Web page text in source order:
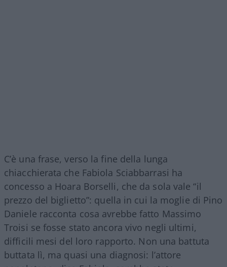
C’è una frase, verso la fine della lunga
chiacchierata che Fabiola Sciabbarrasi ha
concesso a Hoara Borselli, che da sola vale “il
prezzo del biglietto”: quella in cui la moglie di Pino
Daniele racconta cosa avrebbe fatto Massimo
Troisi se fosse stato ancora vivo negli ultimi,
difficili mesi del loro rapporto. Non una battuta
buttata lì, ma quasi una diagnosi: l’attore